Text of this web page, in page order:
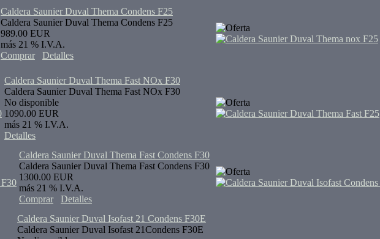
Caldera Saunier Duval Thema Condens F25
Caldera Saunier Duval Thema Condens F25
989.00 EUR
más 21 % I.V.A.
Comprar
Detalles
Caldera Saunier Duval Thema Fast NOx F30
Caldera Saunier Duval Thema Fast NOx F30
No disponible
1090.00 EUR
más 21 % I.V.A.
Detalles
Caldera Saunier Duval Thema Fast Condens F30
Caldera Saunier Duval Thema Fast Condens F30
1300.00 EUR
más 21 % I.V.A.
Comprar
Detalles
Caldera Saunier Duval Isofast 21 Condens F30E
Caldera Saunier Duval Isofast 21Condens F30E